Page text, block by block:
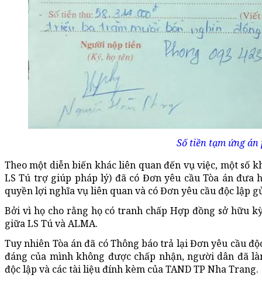
Số tiền tạm ứng án
Theo một diễn biến khác liên quan đến vụ việc, một số
LS Tú trợ giúp pháp lý) đã có Đơn yêu cầu Tòa án
quyền lợi nghĩa vụ liên quan và có Đơn yêu cầu độc lập
Bởi vì họ cho rằng họ có tranh chấp Hợp đồng sở hữu
giữa LS Tú và ALMA.
Tuy nhiên Tòa án đã có Thông báo trả lại Đơn yêu cầu
đáng của mình không được chấp nhận, người dân đã
độc lập và các tài liệu đính kèm của TAND TP Nha Trang.